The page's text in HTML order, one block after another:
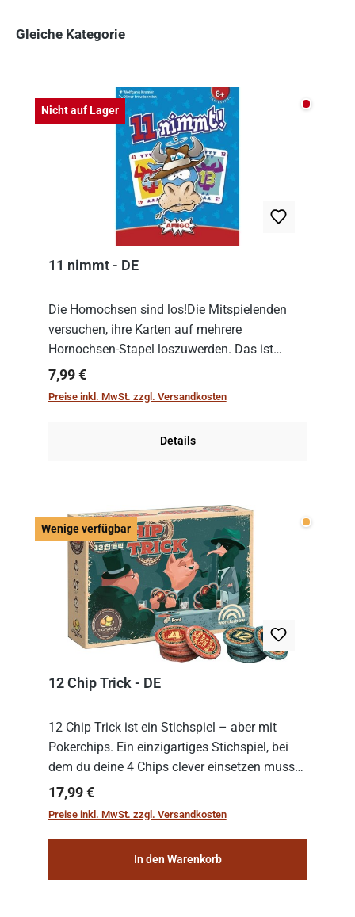
Gleiche Kategorie
Nicht auf Lager Nicht
11 nimmt - DE
Die Hornochsen sind los!Die Mitspielenden
versuchen, ihre Karten auf mehrere
Hornochsen-Stapel loszuwerden. Das ist
kniffliger als gedacht, denn die Differenz
zwischen ausgespielter Karte und der
Regulärer Preis:
7,99 €
Preise inkl. MwSt. zzgl. Versandkosten
Details
Wenige verfügbar Wenige
12 Chip Trick - DE
12 Chip Trick ist ein Stichspiel – aber mit
Pokerchips. Ein einzigartiges Stichspiel, bei
dem du deine 4 Chips clever einsetzen musst.
Wer die Chips mit dem höchsten Gesamtwert
hat, gewinnt die Runde. Aber Vorsicht: D...
Regulärer Preis:
17,99 €
Preise inkl. MwSt. zzgl. Versandkosten
In den Warenkorb